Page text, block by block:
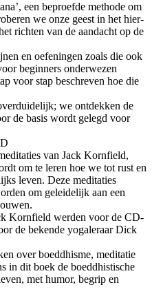
een beproefde methode om
we onze geest in het hier-
richten van de aandacht op de
en oefeningen zoals die ook
beginners onderwezen
voor stap beschreven hoe die
we ontdekken de
de basis wordt gelegd voor
van Jack Kornfield,
om te leren hoe we tot rust en
leven. Deze meditaties
om geleidelijk aan een
Kornfield werden voor de CD-
de bekende yogaleraar Dick
over boeddhisme, meditatie
in dit boek de boeddhistische
met humor, begrip en